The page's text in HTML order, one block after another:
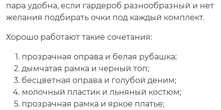
пара удобна, если гардероб разнообразный и нет
желания подбирать очки под каждый комплект.
Хорошо работают такие сочетания:
прозрачная оправа и белая рубашка;
дымчатая рамка и черный топ;
бесцветная оправа и голубой деним;
молочный пластик и льняный костюм;
прозрачная рамка и яркое платье;